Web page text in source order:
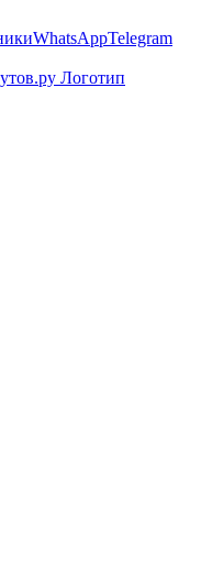
WhatsAppTelegram